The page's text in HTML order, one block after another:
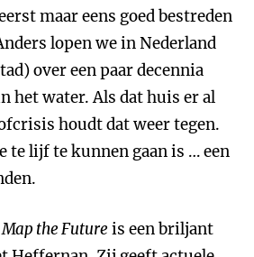
maar eens goed bestreden
lopen we in Nederland
over een paar decennia
het water. Als dat huis er al
houdt dat weer tegen.
te lijf te kunnen gaan is … een
the Future is een briljant